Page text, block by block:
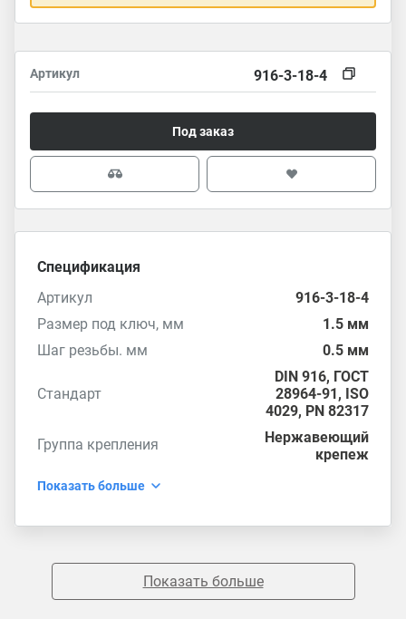
Артикул 916-3-18-4
Под заказ
Спецификация
Артикул
916-3-18-4
Размер под ключ, мм
1.5 мм
Шаг резьбы. мм
0.5 мм
Стандарт
DIN 916, ГОСТ
28964-91, ISO
4029, PN 82317
Группа крепления
Нержавеющий
крепеж
Показать больше
Показать больше